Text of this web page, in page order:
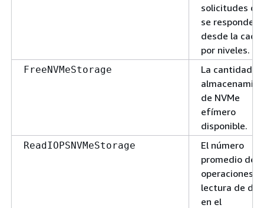
solicitudes
se responden
desde la
por niveles.
FreeNVMeStorage
La cantidad
de NVMe
efímero
disponible.
ReadIOPSNVMeStorage
El número
promedio de
operaciones
lectura de
en el